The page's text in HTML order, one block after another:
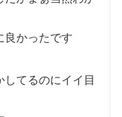
良かったです
てるのにイイ目